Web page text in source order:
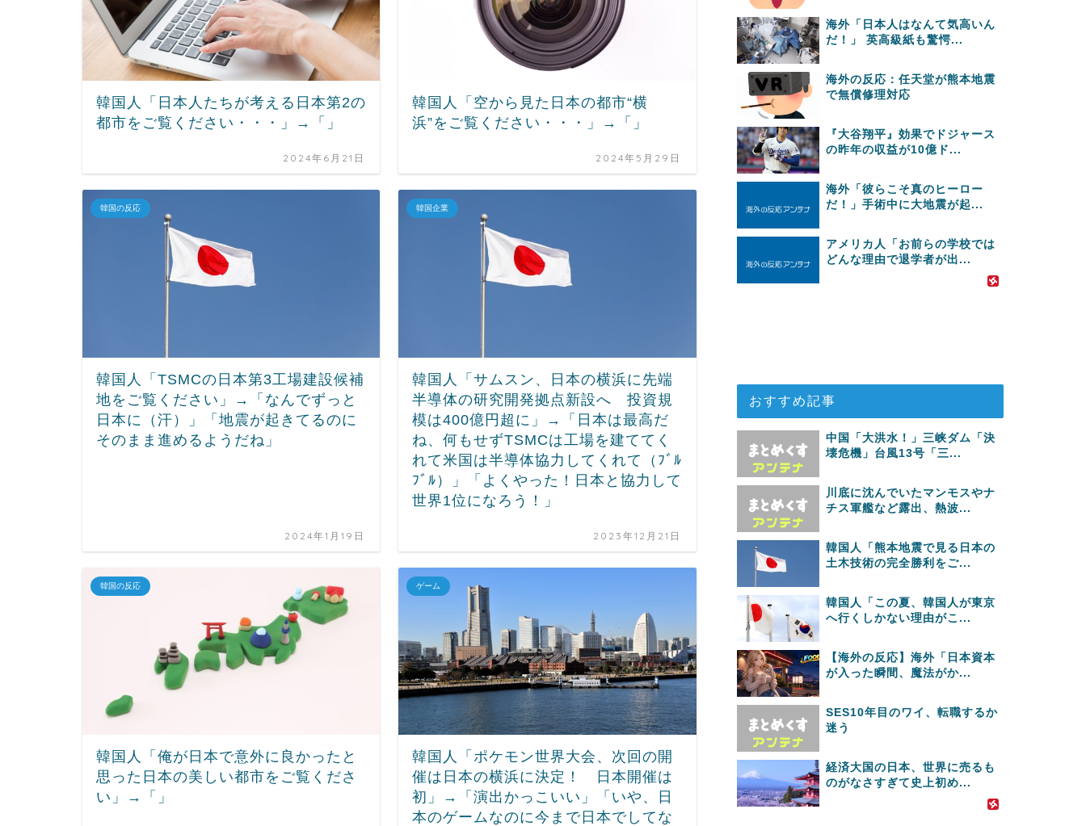
韓国人「日本人たちが考える日本第2の
都市をご覧ください・・・」→「」
2024年6月21日
韓国人「空から見た日本の都市“横
浜”をご覧ください・・・」→「」
2024年5月29日
韓国の反応
韓国人「TSMCの日本第3工場建設候補
地をご覧ください」→「なんでずっと
日本に（汗）」「地震が起きてるのに
そのまま進めるようだね」
2024年1月19日
韓国企業
韓国人「サムスン、日本の横浜に先端
半導体の研究開発拠点新設へ 投資規
模は400億円超に」→「日本は最高だ
ね、何もせずTSMCは工場を建ててく
れて米国は半導体協力してくれて（ﾌﾞﾙ
ﾌﾞﾙ）」「よくやった！日本と協力して
世界1位になろう！」
2023年12月21日
韓国の反応
韓国人「俺が日本で意外に良かったと
思った日本の美しい都市をご覧くださ
い」→「」
ゲーム
韓国人「ポケモン世界大会、次回の開
催は日本の横浜に決定！ 日本開催は
初」→「演出かっこいい」「いや、日
本のゲームなのに今まで日本でしてな
海外「日本人はなんて気高いん
だ！」 英高級紙も驚愕...
海外の反応：任天堂が熊本地震
で無償修理対応
『大谷翔平』効果でドジャース
の昨年の収益が10億ド...
海外「彼らこそ真のヒーロー
だ！」手術中に大地震が起...
アメリカ人「お前らの学校では
どんな理由で退学者が出...
おすすめ記事
中国「大洪水！」三峡ダム「決
壊危機」台風13号「三...
川底に沈んでいたマンモスやナ
チス軍艦など露出、熱波...
韓国人「熊本地震で見る日本の
土木技術の完全勝利をご...
韓国人「この夏、韓国人が東京
へ行くしかない理由がこ...
【海外の反応】海外「日本資本
が入った瞬間、魔法がか...
SES10年目のワイ、転職するか
迷う
経済大国の日本、世界に売るも
のがなさすぎて史上初め...